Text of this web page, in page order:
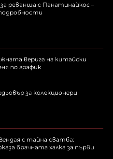
реванша с Панатинайкос –
верига на китайски
по график
за колекционери
с тайна сватба:
брачната халка за първи